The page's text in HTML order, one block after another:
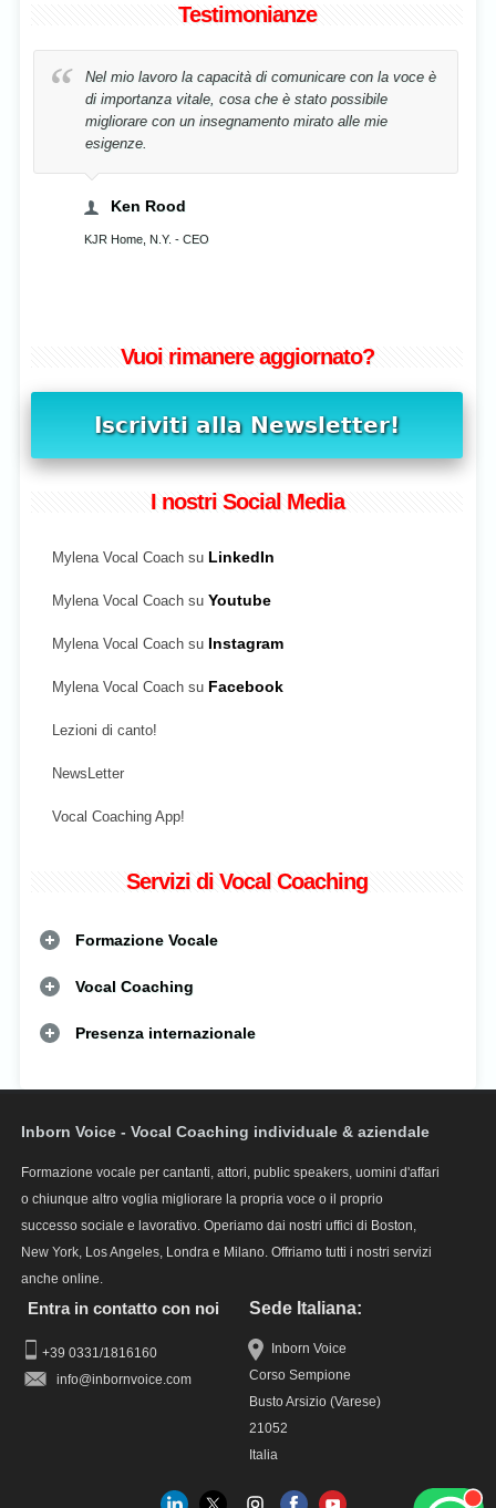
Testimonianze
La mia voce è stata riabilitata in tempo record,
semplicemente correggendo la mia postura!
Vuoi rimanere aggiornato?
I nostri Social Media
Mylena Vocal Coach su LinkedIn
Mylena Vocal Coach su Youtube
Mylena Vocal Coach su Instagram
Mylena Vocal Coach su Facebook
Lezioni di canto!
NewsLetter
Vocal Coaching App!
Servizi di Vocal Coaching
Formazione Vocale
Vocal Coaching
Presenza internazionale
Inborn Voice - Vocal Coaching individuale & aziendale
Formazione vocale per cantanti, attori, public speakers, uomini d'affari
o chiunque altro voglia migliorare la propria voce o il proprio
successo sociale e lavorativo. Operiamo dai nostri uffici di Boston,
New York, Los Angeles, Londra e Milano. Offriamo tutti i nostri servizi
anche online.
Entra in contatto con noi
+39 0331/1816160
info
Sede Italiana:
Inborn Voice
Corso Sempione
Busto Arsizio (Varese)
21052
Italia